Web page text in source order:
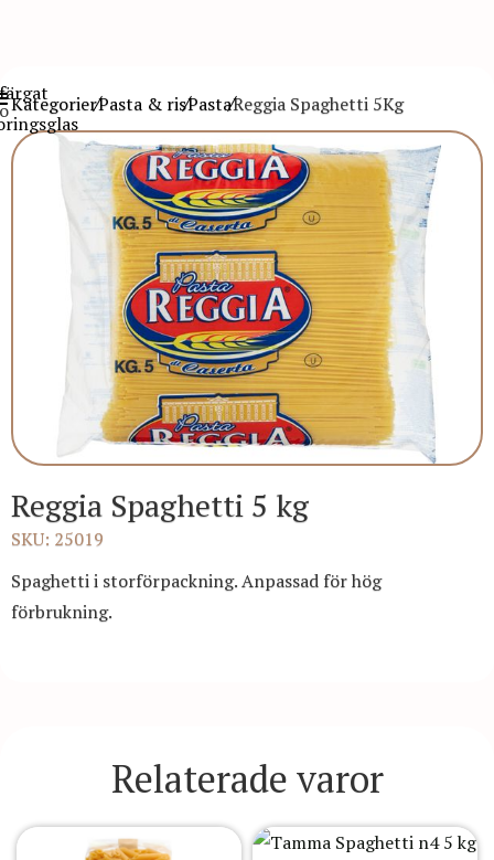
KategorierPasta & risPastaReggia Spaghetti 5Kg
Reggia Spaghetti 5 kg
SKU: 25019
Spaghetti i storförpackning. Anpassad för hög
förbrukning.
Relaterade varor